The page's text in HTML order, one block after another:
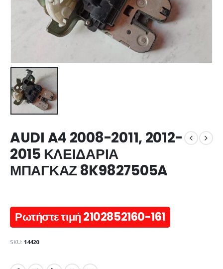
AUDI A4 2008-2011, 2012-
2015 ΚΛΕΙΔΑΡΙΑ
ΜΠΑΓΚΑΖ 8K9827505A
Ρωτήστε τιμή 2102852160-161
SKU: 14420